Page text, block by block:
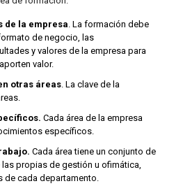
de la empresa . La formación debe
de negocio, las
y valores de la empresa para
valor.
otras áreas. La clave de la
Cada área de la empresa
específicos.
Cada área tiene un conjunto de
propias de gestión u ofimática,
de cada departamento.